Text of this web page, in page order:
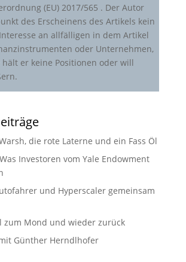
(EU) 2017/565 . Der Autor
des Erscheinens des Artikels kein
an allfälligen in dem Artikel
oder Unternehmen,
er keine Positionen oder will
die rote Laterne und ein Fass Öl
Investoren vom Yale Endowment
und Hyperscaler gemeinsam
zum Mond und wieder zurück
Günther Herndlhofer